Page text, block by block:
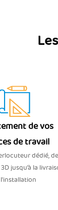
de vos
de travail
dédié,
jusqu’à la